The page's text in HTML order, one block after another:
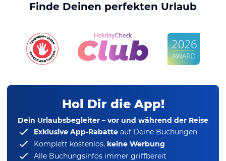
Finde Deinen perfekten Urlaub
Hol Dir die App!
Dein Urlaubsbegleiter – vor und während der Reise
Exklusive App-Rabatte auf Deine Buchungen
Komplett kostenlos, keine Werbung
Alle Buchungsinfos immer griffbereit